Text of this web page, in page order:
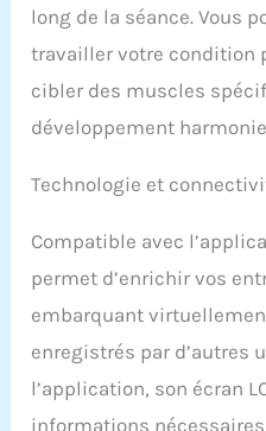
long de la séance. Vous
travailler votre condition
cibler des muscles
développement
Technologie et
Compatible avec
permet d’enrichir vos
embarquant
enregistrés par d’autres
l’application, son écran
informations